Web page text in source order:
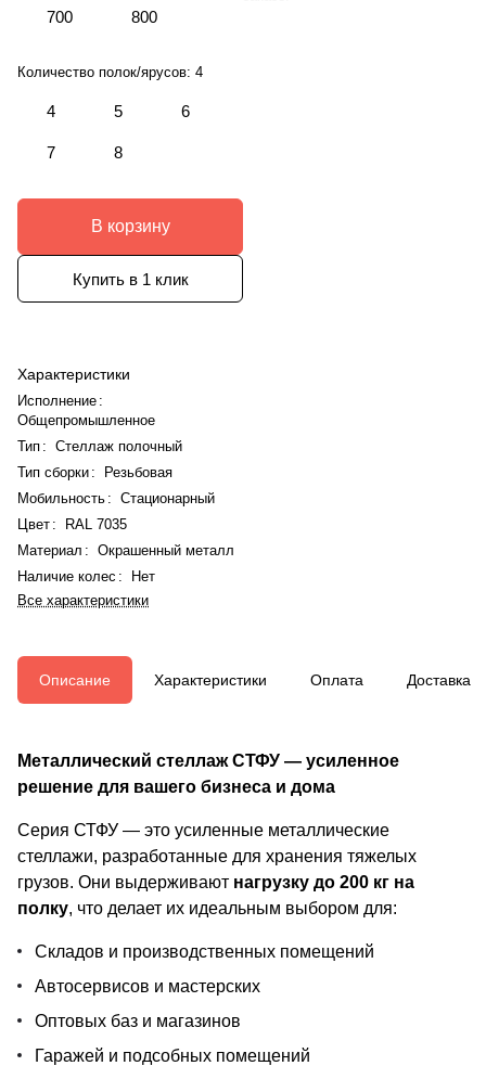
700 800
Количество полок/ярусов: 4
4 5 6
7 8
В корзину
Купить в 1 клик
Характеристики
Исполнение :
Общепромышленное
Тип : Стеллаж полочный
Тип сборки:
Резьбовая
Мобильность : Стационарный
Цвет :
RAL 7035
Материал : Окрашенный металл
Наличие колес :
Нет
Все характеристики
Описание Характеристики Оплата Доставка
Металлический стеллаж СТФУ — усиленное
решение для вашего бизнеса и дома
Серия СТФУ — это усиленные металлические
стеллажи, разработанные для хранения тяжелых
грузов. Они выдерживают нагрузку до 200 кг на
полку, что делает их идеальным выбором для:
Складов и производственных помещений
Автосервисов и мастерских
Оптовых баз и магазинов
Гаражей и подсобных помещений